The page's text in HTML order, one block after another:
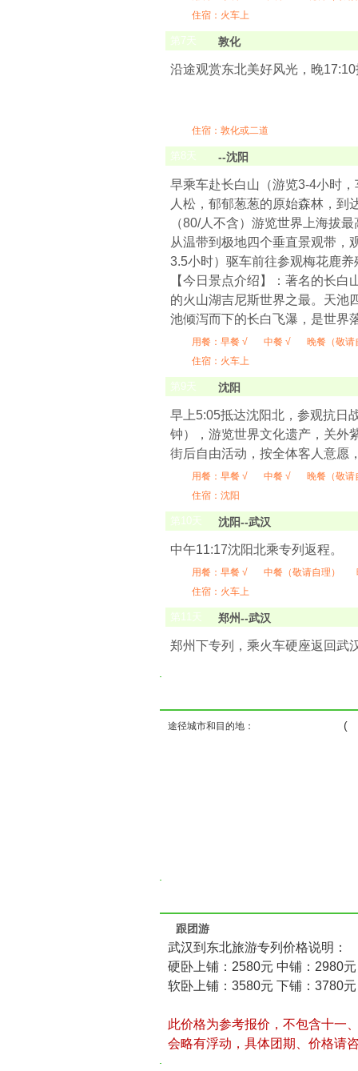
住宿：火车上
第7天 敦化
沿途观赏东北美好风光，晚
住宿：敦化或二道
第8 天 --沈阳
早乘车赴长白山（游览3-4小时
人松，郁郁葱葱的原始森林，到
（80/人不含）游览世界上海拔
从温带到极地四个垂直景观带
3.5小时）驱车前往参观梅花鹿
【今日景点介绍】：著名的长
的火山湖吉尼斯世界之最。天池
池倾泻而下的长白飞瀑，是世界
用餐： 早餐 √ 中餐 √
晚餐（敬请
住宿：火车上
第9天 沈阳
早上5:05抵达沈阳北，参观抗
钟），游览世界文化遗产，关
街后自由活动，按全体客人意愿
用餐： 早餐 √ 中餐 √
晚餐（敬请
住宿：沈阳
第10天 沈阳--武汉
中午11:17沈阳北乘专列返程。
用餐： 早餐 √ 中餐（敬请自理）
住宿：火车上
第11天 郑州--武汉
郑州下专列，乘火车硬座返回武
途径城市和目的地： ( ) ( )
跟团游
武汉到东北旅游专列价格说明：
硬卧上铺：2580元 中铺：2980
软卧上铺：3580元 下铺：3780元
此价格为参考报价，不包含十一
会略有浮动，具体团期、价格请